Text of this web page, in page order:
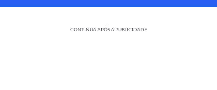
CONTINUA APÓS A PUBLICIDADE